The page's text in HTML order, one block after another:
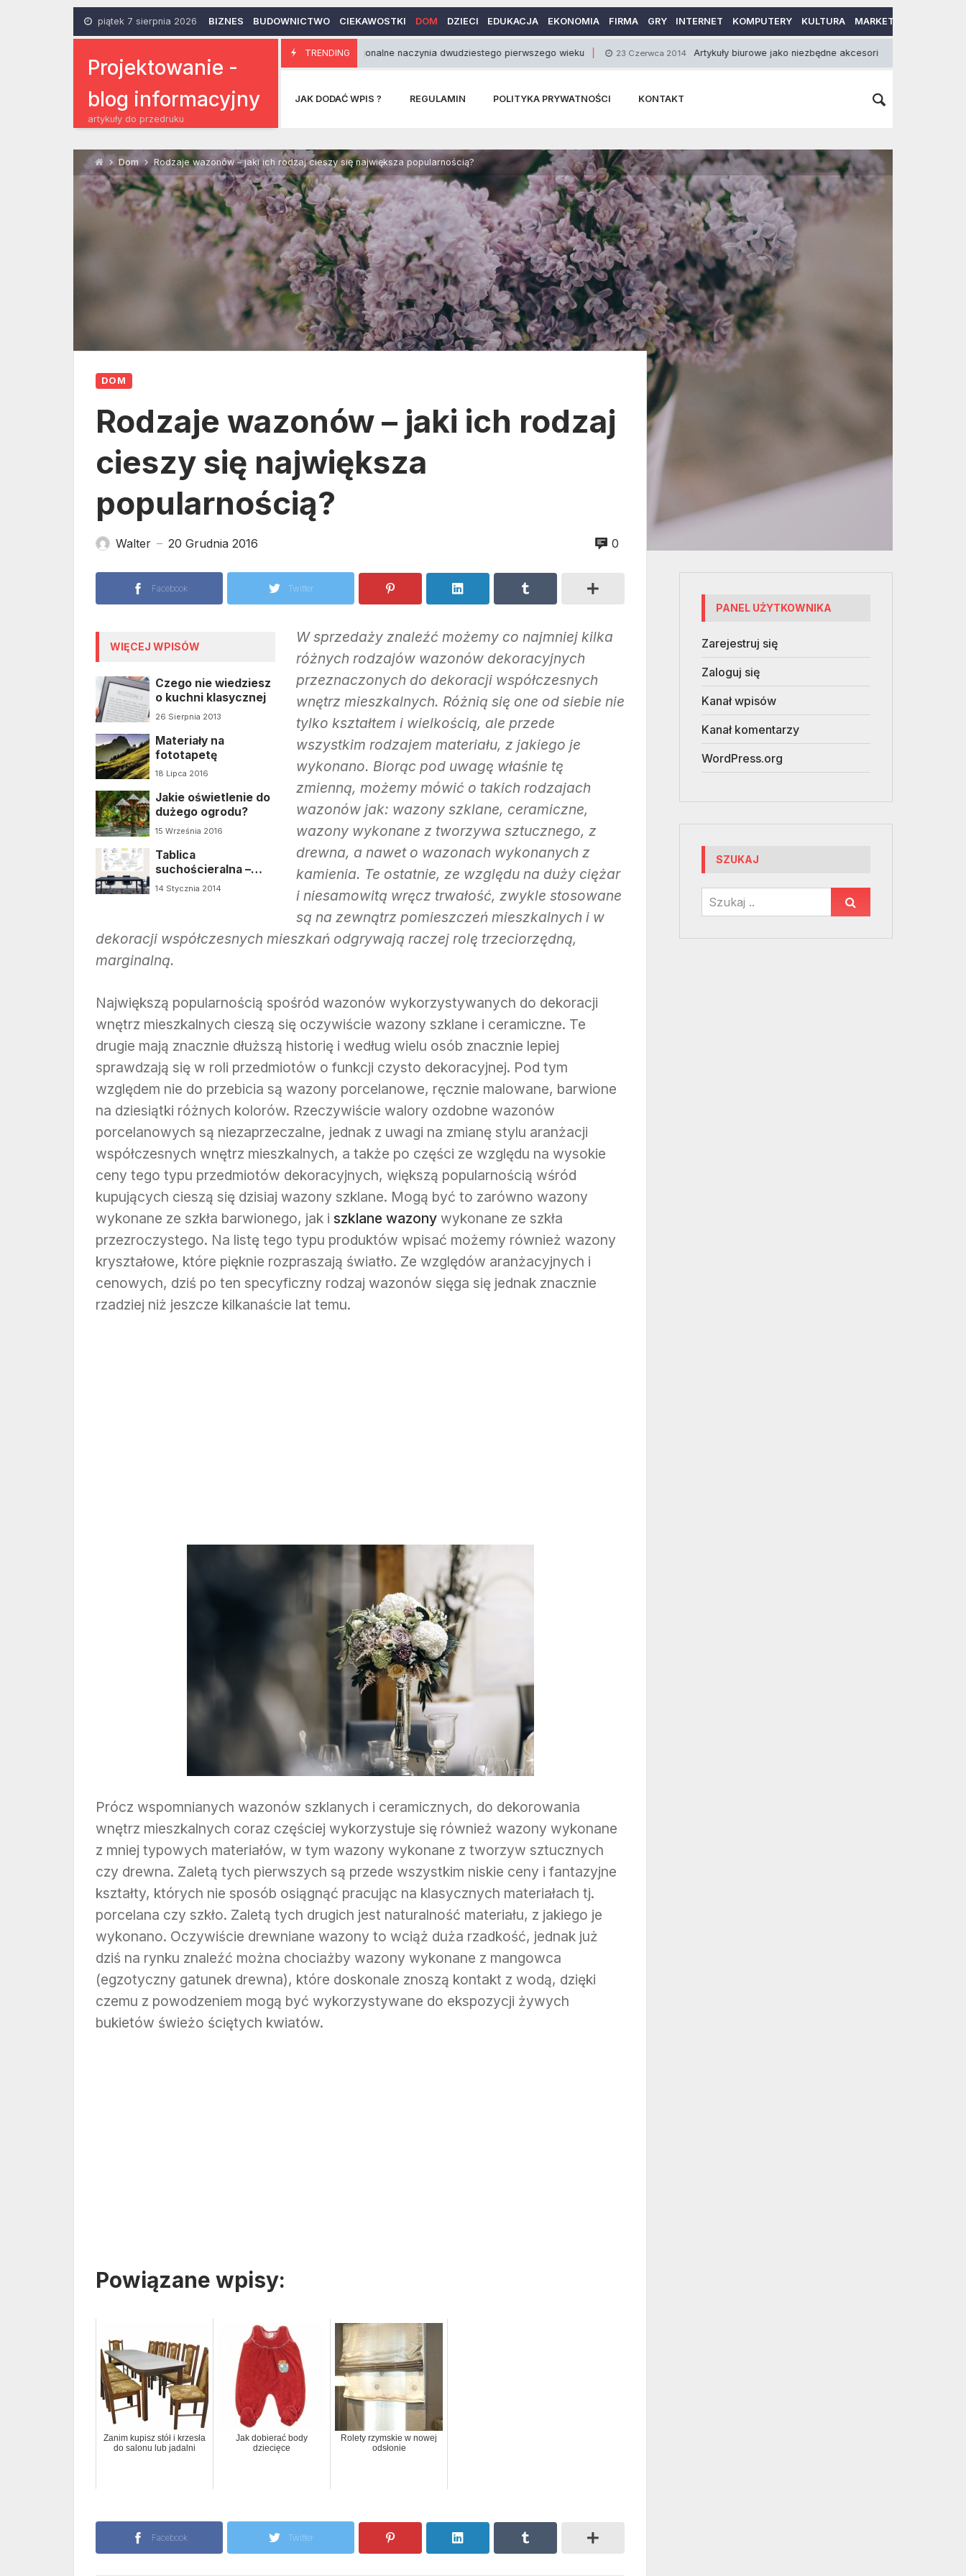
piątek 7 sierpnia 2026 BIZNES BUDOWNICTWO CIEKAWOSTKI DOM DZIECI EDUKACJA EKONOMIA FIRMA GRY INTERNET KOMPUTERY KULTURA MARKETING
Projektowanie -
blog informacyjny
artykuły do przedruku
TRENDING
Funkcjonalne naczynia dwudziestego pierwszego wieku 23 Czerwca 2014 Artykuły biurowe jako niezbędne akcesoria w przedsiębiorstwach
JAK DODAĆ WPIS ? REGULAMIN POLITYKA PRYWATNOŚCI KONTAKT
Dom Rodzaje wazonów – jaki ich rodzaj cieszy się największa popularnością?
DOM
Rodzaje wazonów – jaki ich rodzaj
cieszy się największa
popularnością?
Walter — 20 Grudnia 2016 0
Facebook Twitter
WIĘCEJ WPISÓW
Czego nie wiedziesz
o kuchni klasycznej
26 Sierpnia 2013
Materiały na
fototapetę
18 Lipca 2016
Jakie oświetlenie do
dużego ogrodu?
15 Września 2016
Tablica
suchościeralna –
powiew
14 Stycznia 2014
W sprzedaży znaleźć możemy co najmniej kilka
różnych rodzajów wazonów dekoracyjnych
przeznaczonych do dekoracji współczesnych
wnętrz mieszkalnych. Różnią się one od siebie nie
tylko kształtem i wielkością, ale przede
wszystkim rodzajem materiału, z jakiego je
wykonano. Biorąc pod uwagę właśnie tę
zmienną, możemy mówić o takich rodzajach
wazonów jak: wazony szklane, ceramiczne,
wazony wykonane z tworzywa sztucznego, z
drewna, a nawet o wazonach wykonanych z
kamienia. Te ostatnie, ze względu na duży ciężar
i niesamowitą wręcz trwałość, zwykle stosowane
są na zewnątrz pomieszczeń mieszkalnych i w
dekoracji współczesnych mieszkań odgrywają raczej rolę trzeciorzędną,
marginalną.
Największą popularnością spośród wazonów wykorzystywanych do dekoracji
wnętrz mieszkalnych cieszą się oczywiście wazony szklane i ceramiczne. Te
drugie mają znacznie dłuższą historię i według wielu osób znacznie lepiej
sprawdzają się w roli przedmiotów o funkcji czysto dekoracyjnej. Pod tym
względem nie do przebicia są wazony porcelanowe, ręcznie malowane, barwione
na dziesiątki różnych kolorów. Rzeczywiście walory ozdobne wazonów
porcelanowych są niezaprzeczalne, jednak z uwagi na zmianę stylu aranżacji
współczesnych wnętrz mieszkalnych, a także po części ze względu na wysokie
ceny tego typu przedmiotów dekoracyjnych, większą popularnością wśród
kupujących cieszą się dzisiaj wazony szklane. Mogą być to zarówno wazony
wykonane ze szkła barwionego, jak i szklane wazony wykonane ze szkła
przezroczystego. Na listę tego typu produktów wpisać możemy również wazony
kryształowe, które pięknie rozpraszają światło. Ze względów aranżacyjnych i
cenowych, dziś po ten specyficzny rodzaj wazonów sięga się jednak znacznie
rzadziej niż jeszcze kilkanaście lat temu.
Prócz wspomnianych wazonów szklanych i ceramicznych, do dekorowania
wnętrz mieszkalnych coraz częściej wykorzystuje się również wazony wykonane
z mniej typowych materiałów, w tym wazony wykonane z tworzyw sztucznych
czy drewna. Zaletą tych pierwszych są przede wszystkim niskie ceny i fantazyjne
kształty, których nie sposób osiągnąć pracując na klasycznych materiałach tj.
porcelana czy szkło. Zaletą tych drugich jest naturalność materiału, z jakiego je
wykonano. Oczywiście drewniane wazony to wciąż duża rzadkość, jednak już
dziś na rynku znaleźć można chociażby wazony wykonane z mangowca
(egzotyczny gatunek drewna), które doskonale znoszą kontakt z wodą, dzięki
czemu z powodzeniem mogą być wykorzystywane do ekspozycji żywych
bukietów świeżo ściętych kwiatów.
Powiązane wpisy:
Zanim kupisz stół i krzesła
do salonu lub jadalni
Jak dobierać body
dziecięce
Rolety rzymskie w nowej
odsłonie
Facebook Twitter
PANEL UŻYTKOWNIKA
Zarejestruj się
Zaloguj się
Kanał wpisów
Kanał komentarzy
WordPress.org
SZUKAJ